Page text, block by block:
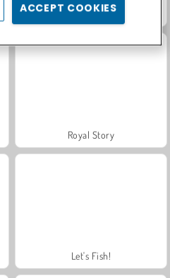
Grand Mahjong Connect
Royal Story
Let's Fish!
ACCEPT COOKIES